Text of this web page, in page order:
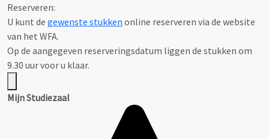
Reserveren:
U kunt de gewenste stukken online reserveren via de website
van het WFA.
Op de aangegeven reserveringsdatum liggen de stukken om
9.30 uur voor u klaar.
Mijn Studiezaal